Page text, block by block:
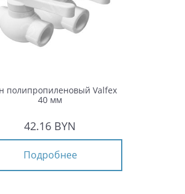
полипропиленовый Valfex
40 мм
42.16 BYN
Подробнее